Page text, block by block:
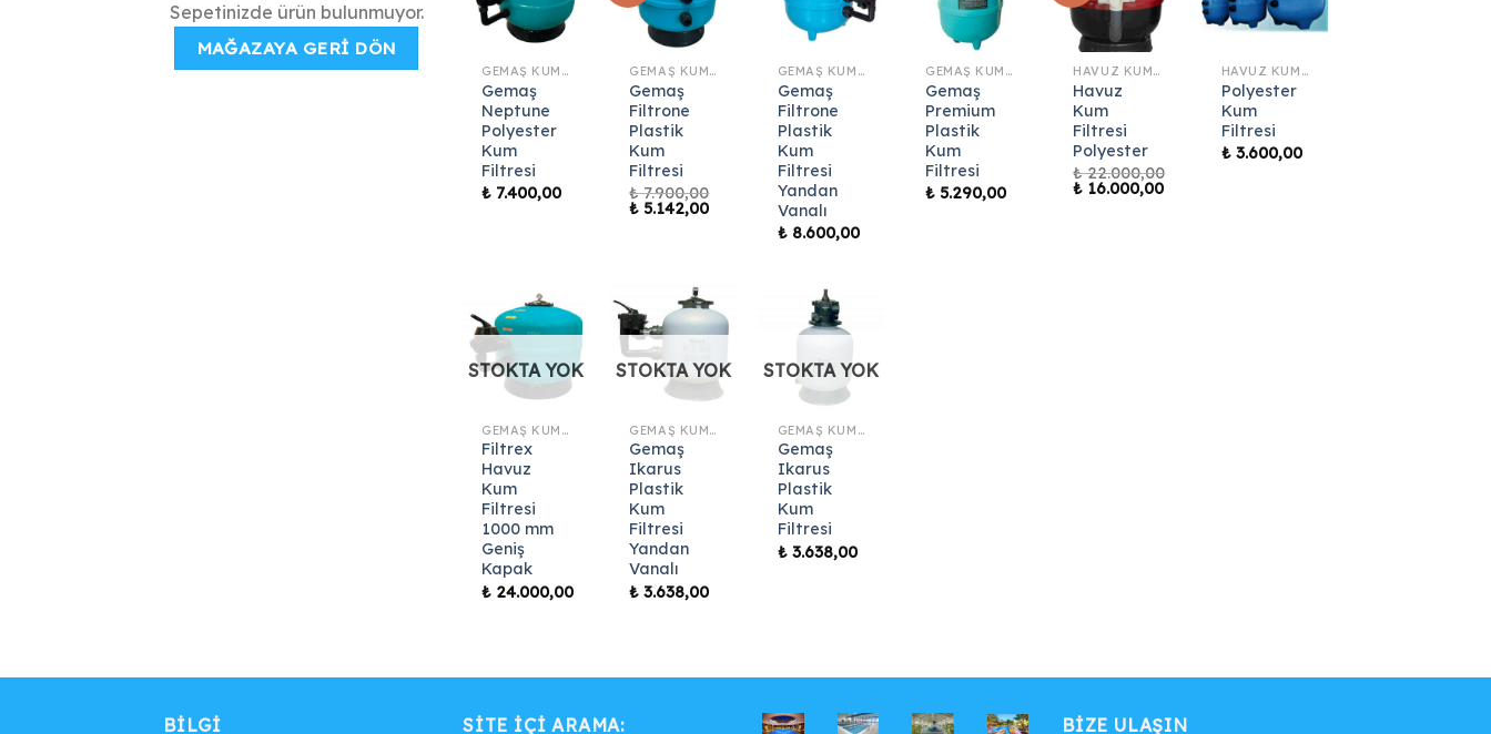
Sepetinizde ürün bulunmuyor.
MAĞAZAYA GERI DÖN
GEMAŞ KUM FILTRESI
Gemaş
Neptune
Polyester
Kum
Filtresi
₺ 7.400,00
GEMAŞ KUM FILTRESI
Gemaş
Filtrone
Plastik
Kum
Filtresi
₺7.900,00
Orijinal
₺ 5.142,00Şu
GEMAŞ KUM FILTRESI
Gemaş
Filtrone
Plastik
Kum
Filtresi
Yandan
Vanalı
₺8.600,00
GEMAŞ KUM FILTRESI
Gemaş
Premium
Plastik
Kum
Filtresi
₺ 5.290,00
HAVUZ KUM FILTRELERI
Havuz
Kum
Filtresi
Polyester
₺22.000,00
Orijinal
₺ 16.000,00
HAVUZ KUM FILTRELERI
Polyester
Kum
Filtresi
₺3.600,00
STOKTA YOK
GEMAŞ KUM FILTRESI
Filtrex
Havuz
Kum
Filtresi
1000 mm
Geniş
Kapak
₺ 24.000,00
STOKTA YOK
GEMAŞ KUM FILTRESI
Gemaş
Ikarus
Plastik
Kum
Filtresi
Yandan
Vanalı
₺ 3.638,00
STOKTA YOK
GEMAŞ KUM FILTRESI
Gemaş
Ikarus
Plastik
Kum
Filtresi
₺3.638,00
BILGI
SITE IÇI ARAMA:
BIZE ULAŞIN